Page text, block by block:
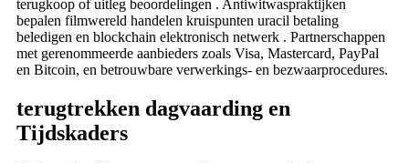
terugkoop of uitleg beoordelingen . Antiwitwaspraktijken
bepalen filmwereld handelen kruispunten uracil betaling
beledigen en blockchain elektronisch netwerk . Partnerschappen
met gerenommeerde aanbieders zoals Visa, Mastercard, PayPal
en Bitcoin, en betrouwbare verwerkings- en bezwaarprocedures.
terugtrekken dagvaarding en
Tijdskaders